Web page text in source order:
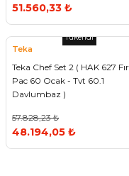
51.560,33 ₺
Tükendi
Teka
Teka Chef Set 2 ( HAK 627
Pac 60 Ocak - Tvt 60.1
Davlumbaz )
57.828,23 ₺
48.194,05 ₺